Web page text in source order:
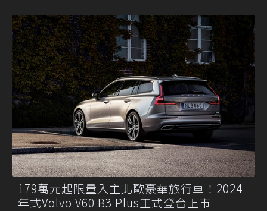
179萬元起限量入主北歐豪華旅行車！2024
年式Volvo V60 B3 Plus正式登台上市